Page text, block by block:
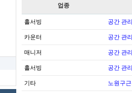
업종
홀서빙 공간 관
카운터 공간 관
매니저 공간 관
홀서빙 공간 관
기타 노원구